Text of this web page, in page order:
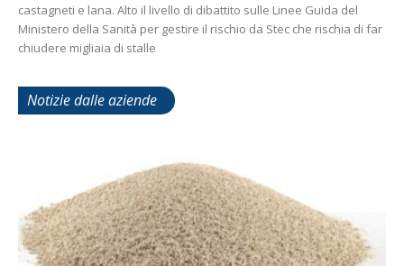
castagneti e lana. Alto il livello di dibattito sulle Linee Guida del
Ministero della Sanità per gestire il rischio da Stec che rischia di far
chiudere migliaia di stalle
Notizie dalle aziende